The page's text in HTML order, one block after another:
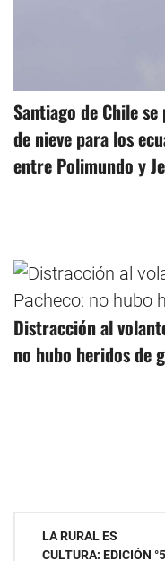
Santiago de Chile
de nieve para los
entre Polimundo y
Distracción al
no hubo heridos de
Navegación
LA RURAL ES
CULTURA: EDICIÓN